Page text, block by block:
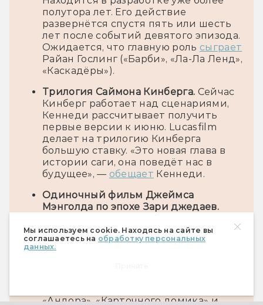
Мы используем cookie. Находясь на сайте вы
соглашаетесь на обработку персональных
данных.
полутора лет. Его действие
развернётся спустя пять или шесть
лет после событий девятого эпизода.
Ожидается, что главную роль сыграет
Райан Гослинг («Барби», «Ла-Ла Ленд»,
«Каскадёры»).
Трилогия Саймона Кинберга. Сейчас
Кинберг работает над сценариями,
Кеннеди рассчитывает получить
первые версии к июню. Lucasfilm
делает на трилогию Кинберга
большую ставку. «Это новая глава в
истории саги, она поведёт нас в
будущее», — обещает Кеннеди.
Одиночный фильм Джеймса
Мэнголда по эпохе Зари джедаев.
байопика «Боб Дилан: Никому не
известный» и продвижением
картины в наградной сезон и только
«Андора», «Карточного домика» и